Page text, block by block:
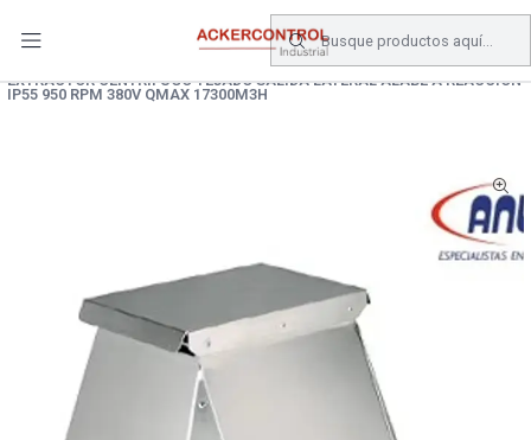
Climatizacion
EXTRACTOR CENTRIFUGO TEJADO SALIDA LATERAL ALABE A REACCION
IP55 950 RPM 380V QMAX 17300M3H